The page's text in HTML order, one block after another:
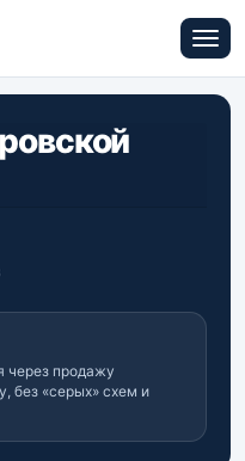
через продажу
без «серых» схем и